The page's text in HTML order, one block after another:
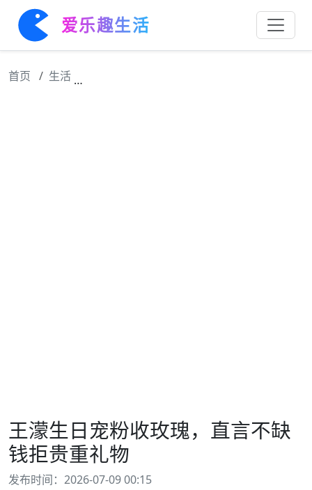
爱乐趣生活
首页 生活
王濛生日宠粉收玫瑰，直言不缺
钱拒贵重礼物
发布时间：2026-07-09 00:15